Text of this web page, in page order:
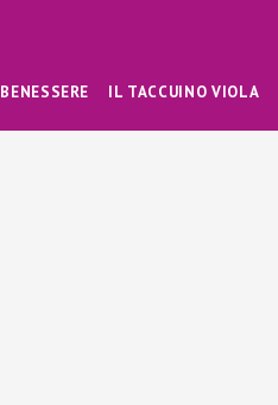
BENESSERE IL TACCUINO VIOLA